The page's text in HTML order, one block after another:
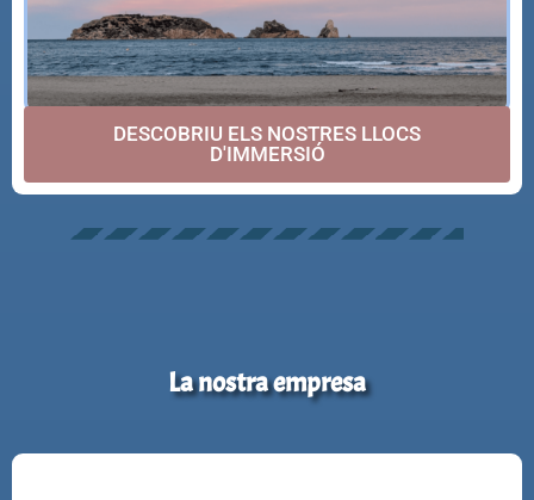
DESCOBRIU ELS NOSTRES LLOCS
D'IMMERSIÓ
La nostra empresa